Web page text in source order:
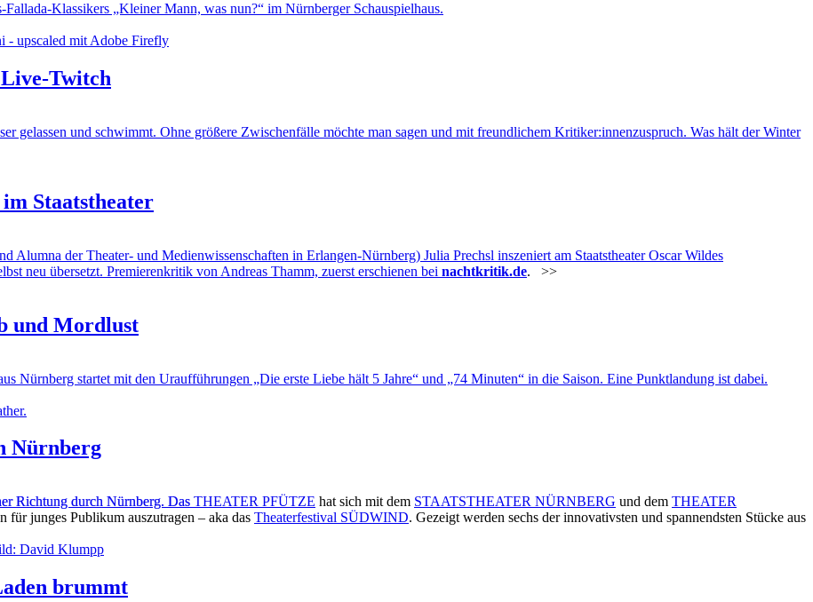
Klassikers „Kleiner Mann, was nun?“ im Nürnberger Schauspielhaus.
Live-Twitch
gelassen und schwimmt. Ohne größere Zwischenfälle möchte man sagen und mit freundlichem Kritiker:innenzuspruch. Was hält der Winter
Staatstheater
der Theater- und Medienwissenschaften in Erlangen-Nürnberg) Julia Prechsl inszeniert am Staatstheater Oscar Wildes
neu übersetzt. Premierenkritik von Andreas Thamm, zuerst erschienen bei nachtkritik.de. >>
und Mordlust
Nürnberg startet mit den Uraufführungen „Die erste Liebe hält 5 Jahre“ und „74 Minuten“ in die Saison. Eine Punktlandung ist dabei.
Nürnberg
Richtung durch Nürnberg. Das THEATER PFÜTZE hat sich mit dem STAATSTHEATER NÜRNBERG und dem THEATER
für junges Publikum auszutragen – aka das Theaterfestival SÜDWIND. Gezeigt werden sechs der innovativsten und spannendsten Stücke aus
brummt